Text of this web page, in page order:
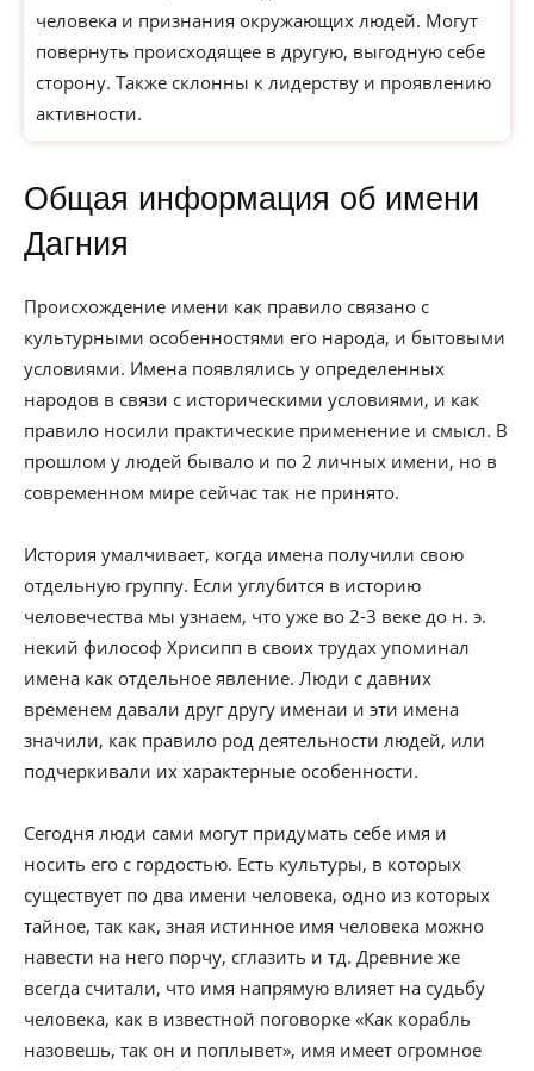
человека и признания окружающих людей. Могут
повернуть происходящее в другую, выгодную себе
сторону. Также склонны к лидерству и проявлению
активности.
Общая информация об имени
Дагния
Происхождение имени как правило связано с
культурными особенностями его народа, и бытовыми
условиями. Имена появлялись у определенных
народов в связи с историческими условиями, и как
правило носили практические применение и смысл. В
прошлом у людей бывало и по 2 личных имени, но в
современном мире сейчас так не принято.
История умалчивает, когда имена получили свою
отдельную группу. Если углубится в историю
человечества мы узнаем, что уже во 2-3 веке до н. э.
некий философ Хрисипп в своих трудах упоминал
имена как отдельное явление. Люди с давних
временем давали друг другу именаи и эти имена
значили, как правило род деятельности людей, или
подчеркивали их характерные особенности.
Сегодня люди сами могут придумать себе имя и
носить его с гордостью. Есть культуры, в которых
существует по два имени человека, одно из которых
тайное, так как, зная истинное имя человека можно
навести на него порчу, сглазить и тд. Древние же
всегда считали, что имя напрямую влияет на судьбу
человека, как в известной поговорке «Как корабль
назовешь, так он и поплывет», имя имеет огромное